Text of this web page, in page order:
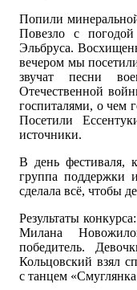
Попили
Повезло с
Эльбруса.
вечером мы
звучат песни
Отечественной
госпиталями, о чем
Посетили
источники.
В день фестиваля,
группа поддержки
сделала всё, чтобы
Результаты
Милана
победитель.
Кольцовский взял
с танцем